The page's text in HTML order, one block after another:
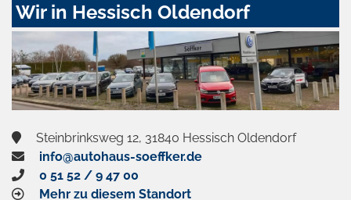
Wir in Hessisch Oldendorf
Steinbrinksweg 12, 31840 Hessisch Oldendorf
info@autohaus-soeffker.de
0 51 52 / 9 47 00
Mehr zu diesem Standort